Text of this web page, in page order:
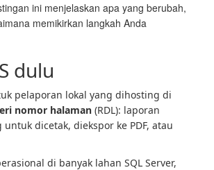
ini menjelaskan apa yang berubah,
memikirkan langkah Anda
dulu
pelaporan lokal yang dihosting di
nomor halaman (RDL): laporan
dicetak, diekspor ke PDF, atau
di banyak lahan SQL Server,